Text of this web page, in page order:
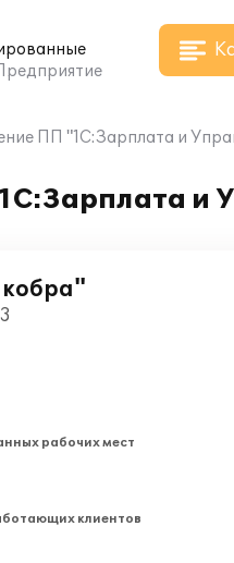
ПП "1С:Зарплата и
и
рабочих мест
клиентов